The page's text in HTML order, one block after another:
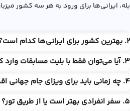
بله، ایرانی‌ها برای ورود به هر سه کشور
2. بهترین کشور برای ایرانی‌ها کدام است؟
3. آیا می‌توان فقط با بلیت مسابقات وارد کشور میزبان شد؟
4. چه زمانی باید برای ویزای جام جهانی اقدام کنیم؟
5. سفر انفرادی بهتر است یا از طریق تور؟